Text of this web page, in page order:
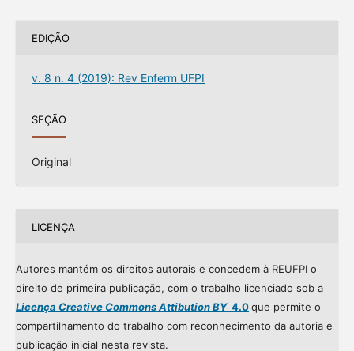
EDIÇÃO
v. 8 n. 4 (2019): Rev Enferm UFPI
SEÇÃO
Original
LICENÇA
Autores mantém os direitos autorais e concedem à REUFPI o
direito de primeira publicação, com o trabalho licenciado sob a
Licença Creative Commons Attibution BY4.0que permite o
compartilhamento do trabalho com reconhecimento da autoria e
publicação inicial nesta revista.